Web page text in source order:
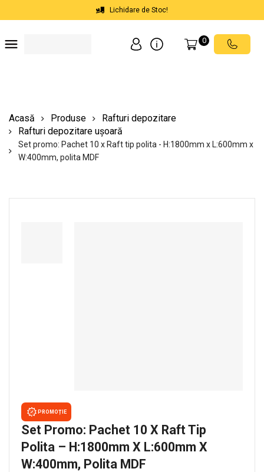
Lichidare de Stoc!
0
Acasă Produse
Rafturi depozitare
Rafturi depozitare ușoară
Set promo: Pachet 10 x Raft tip polita - H:1800mm x L:600mm x
W:400mm, polita MDF
PROMOȚIE
Set Promo: Pachet 10 X Raft Tip
Polita – H:1800mm X L:600mm X
W:400mm, Polita MDF